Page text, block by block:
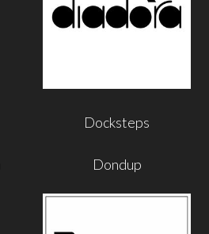
Docksteps
Dondup